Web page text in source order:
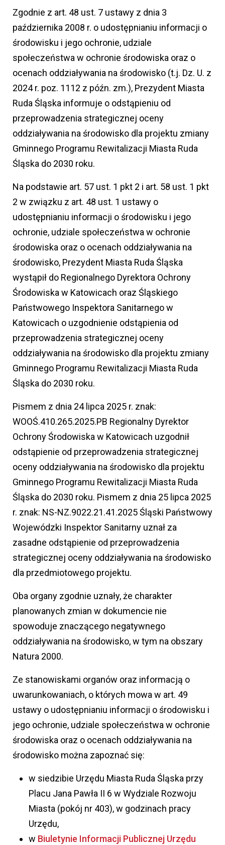
Zgodnie z art. 48 ust. 7 ustawy z dnia 3
października 2008 r. o udostępnianiu informacji o
środowisku i jego ochronie, udziale
społeczeństwa w ochronie środowiska oraz o
ocenach oddziaływania na środowisko (t.j. Dz. U. z
2024 r. poz. 1112 z późn. zm.), Prezydent Miasta
Ruda Śląska informuje o odstąpieniu od
przeprowadzenia strategicznej oceny
oddziaływania na środowisko dla projektu zmiany
Gminnego Programu Rewitalizacji Miasta Ruda
Śląska do 2030 roku.
Na podstawie art. 57 ust. 1 pkt 2 i art. 58 ust. 1 pkt
2 w związku z art. 48 ust. 1 ustawy o
udostępnianiu informacji o środowisku i jego
ochronie, udziale społeczeństwa w ochronie
środowiska oraz o ocenach oddziaływania na
środowisko, Prezydent Miasta Ruda Śląska
wystąpił do Regionalnego Dyrektora Ochrony
Środowiska w Katowicach oraz Śląskiego
Państwowego Inspektora Sanitarnego w
Katowicach o uzgodnienie odstąpienia od
przeprowadzenia strategicznej oceny
oddziaływania na środowisko dla projektu zmiany
Gminnego Programu Rewitalizacji Miasta Ruda
Śląska do 2030 roku.
Pismem z dnia 24 lipca 2025 r. znak:
WOOŚ.410.265.2025.PB Regionalny Dyrektor
Ochrony Środowiska w Katowicach uzgodnił
odstąpienie od przeprowadzenia strategicznej
oceny oddziaływania na środowisko dla projektu
Gminnego Programu Rewitalizacji Miasta Ruda
Śląska do 2030 roku. Pismem z dnia 25 lipca 2025
r. znak: NS-NZ.9022.21.41.2025 Śląski Państwowy
Wojewódzki Inspektor Sanitarny uznał za
zasadne odstąpienie od przeprowadzenia
strategicznej oceny oddziaływania na środowisko
dla przedmiotowego projektu.
Oba organy zgodnie uznały, że charakter
planowanych zmian w dokumencie nie
spowoduje znaczącego negatywnego
oddziaływania na środowisko, w tym na obszary
Natura 2000.
Ze stanowiskami organów oraz informacją o
uwarunkowaniach, o których mowa w art. 49
ustawy o udostępnianiu informacji o środowisku i
jego ochronie, udziale społeczeństwa w ochronie
środowiska oraz o ocenach oddziaływania na
środowisko można zapoznać się:
w siedzibie Urzędu Miasta Ruda Śląska przy
Placu Jana Pawła II 6 w Wydziale Rozwoju
Miasta (pokój nr 403), w godzinach pracy
Urzędu,
w Biuletynie Informacji Publicznej Urzędu